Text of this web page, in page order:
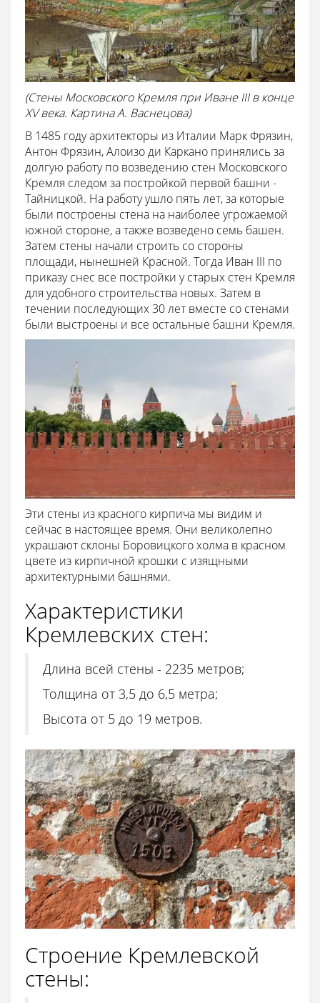
(Стены Московского Кремля при Иване III в конце
XV века. Картина А. Васнецова)
В 1485 году архитекторы из Италии Марк Фрязин,
Антон Фрязин, Алоизо ди Каркано принялись за
долгую работу по возведению стен Московского
Кремля следом за постройкой первой башни -
Тайницкой. На работу ушло пять лет, за которые
были построены стена на наиболее угрожаемой
южной стороне, а также возведено семь башен.
Затем стены начали строить со стороны
площади, нынешней Красной. Тогда Иван III по
приказу снес все постройки у старых стен Кремля
для удобного строительства новых. Затем в
течении последующих 30 лет вместе со стенами
были выстроены и все остальные башни Кремля.
Эти стены из красного кирпича мы видим и
сейчас в настоящее время. Они великолепно
украшают склоны Боровицкого холма в красном
цвете из кирпичной крошки с изящными
архитектурными башнями.
Характеристики
Кремлевских стен:
Длина всей стены - 2235 метров;
Толщина от 3,5 до 6,5 метра;
Высота от 5 до 19 метров.
Строение Кремлевской
стены: